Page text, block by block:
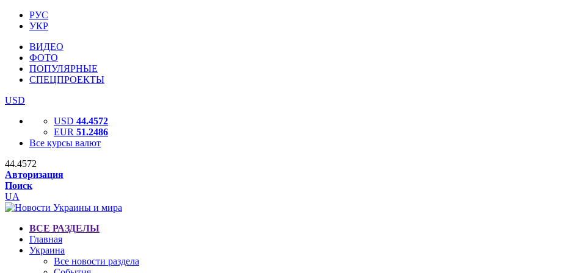
РУС
УКР
ВИДЕО
ФОТО
ПОПУЛЯРНЫЕ
СПЕЦПРОЕКТЫ
USD
USD 44.4572
EUR 51.2486
Все курсы валют
44.4572
Авторизация
Поиск
UA
ВСЕ РАЗДЕЛЫ
Главная
Украина
Все новости раздела